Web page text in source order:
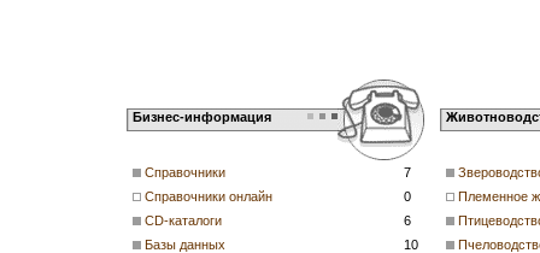
Бизнес-информация
Справочники
7
Справочники онлайн
0
CD-каталоги
6
Базы данных
10
Племенное